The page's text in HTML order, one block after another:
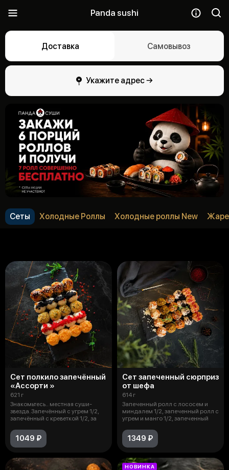
Panda sushi
Доставка Самовывоз
Укажите адрес →
Сеты Холодные Роллы Холодные роллы New
Сет полкило запечённый
«Ассорти »
621 г
Знакомьтесь.. местная суши-
звезда. Запечённый с угрем 1/2,
запечённый с креветкой 1/2, за
1049 ₽
Сет запеченный сюрприз
от шефа
614 г
Запеченный ролл с лососем и
миндалем 1/2, запеченный ролл с
угрем и манго 1/2, запеченный
1349 ₽
НОВИНКА